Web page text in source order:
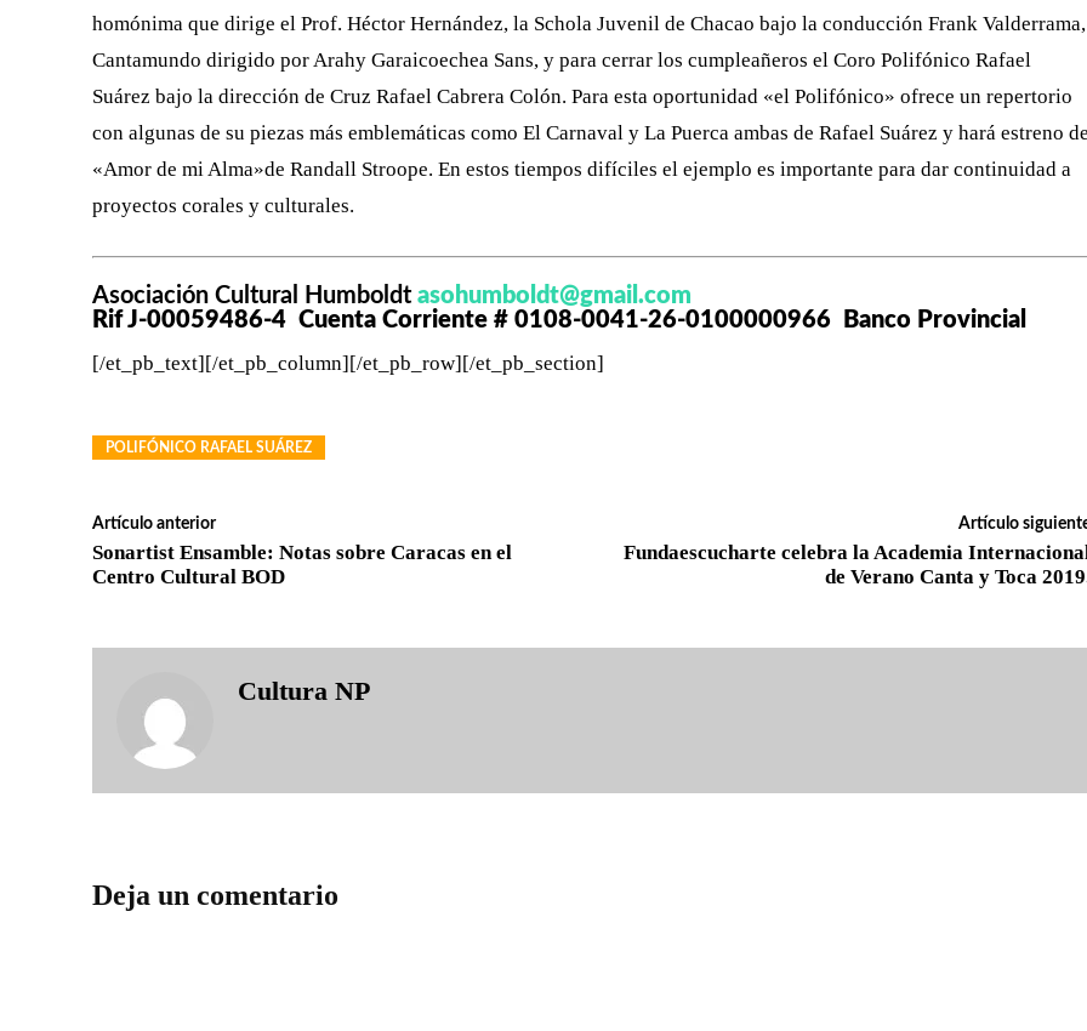
homónima que dirige el Prof. Héctor Hernández, la Schola Juvenil de Chacao bajo la conducción Frank Valderrama,
Cantamundo dirigido por Arahy Garaicoechea Sans, y para cerrar los cumpleañeros el Coro Polifónico Rafael
Suárez bajo la dirección de Cruz Rafael Cabrera Colón. Para esta oportunidad «el Polifónico» ofrece un repertorio
con algunas de su piezas más emblemáticas como El Carnaval y La Puerca ambas de Rafael Suárez y hará estreno
«Amor de mi Alma»de Randall Stroope. En estos tiempos difíciles el ejemplo es importante para dar continuidad a
proyectos corales y culturales.
Asociación Cultural Humboldt asohumboldt@gmail.com
Rif J-00059486-4 Cuenta Corriente # 0108-0041-26-0100000966 Banco Provincial
[/et_pb_text][/et_pb_column][/et_pb_row][/et_pb_section]
POLIFÓNICO RAFAEL SUÁREZ
Artículo anterior
Sonartist Ensamble: Notas sobre Caracas en el
Centro Cultural BOD
Artículo
Fundaescucharte celebra la Academia
de Verano Canta y Toca
Cultura NP
Deja un comentario